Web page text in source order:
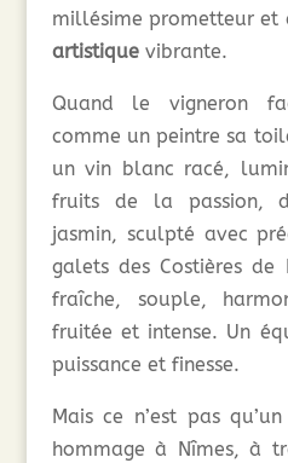
millésime prometteur et
artistiquevibrante.
Quand le vigneron
comme un peintre sa
un vin blanc racé,
fruits de la passion,
jasmin, sculpté avec
galets des Costières de
fraîche, souple,
fruitée et intense. Un
puissance et finesse.
Mais ce n’est pas
hommage à Nîmes, à